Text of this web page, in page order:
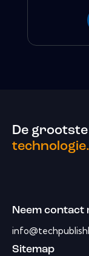
De
technologie.
Neem contact
Sitemap